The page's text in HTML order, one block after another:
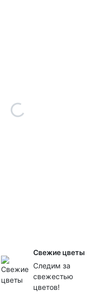
Свежие цветы
Следим за
свежестью
цветов!